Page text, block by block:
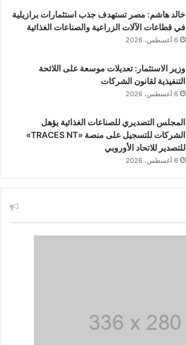
خالد هاشم: مصر تستهدف جذب استثمارات برازيلية
في قطاعات الآلات الزراعية والصناعات الغذائية
6 أغسطس، 2026
وزير الاستثمار: تعديلات موسعة على اللائحة
التنفيذية لقانون الشركات
6 أغسطس، 2026
المجلس التصديري للصناعات الغذائية يؤهل
الشركات للتسجيل على منصة «TRACES NT»
للتصدير للاتحاد الأوروبي
6 أغسطس، 2026